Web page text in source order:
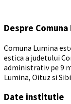
Despre Comuna
Comuna Lumina
estica a judetului
administrativ pe 9
Lumina, Oituz si
Date institutie